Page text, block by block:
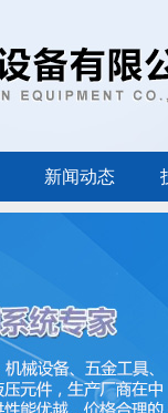
新闻动态